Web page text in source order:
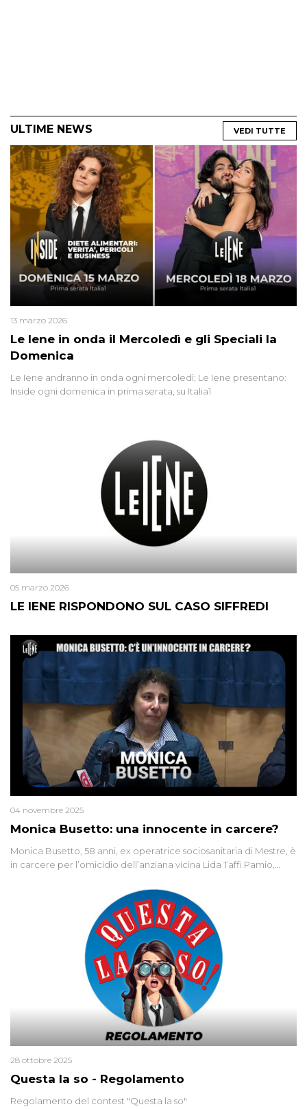
ULTIME NEWS VEDI TUTTE
Le Iene in onda il Mercoledì e gli Speciali la
Domenica
13 marzo 2026
Le Iene andranno in onda ogni mercoledì; Le Iene presentano:
Inside ogni domenica in prima serata, su Italia1
LE IENE RISPONDONO SUL CASO SIFFREDI
05 marzo 2026
Monica Busetto: una innocente in carcere?
04 novembre 2025
Monica Busetto, 58 anni, ex operatrice sociosanitaria di Mestre, è
in carcere per l’omicidio dell’anziana vicina Lida Taffi Pamio,
minuscola su una collanina, Monica si proclama innocente. Nel
2015 un’altra donna confessa lo stesso delitto, poi ritratta. Due
colpevoli per un solo omicidio: errore giudiziario o giustizia
Questa la so - Regolamento
28 ottobre 2025
Regolamento del contest "Questa la so"